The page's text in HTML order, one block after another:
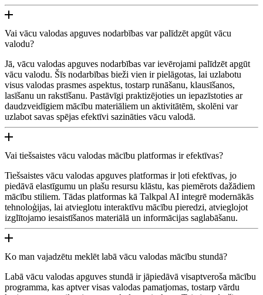
Vai vācu valodas apguves nodarbības var palīdzēt apgūt vācu
valodu?
Jā, vācu valodas apguves nodarbības var ievērojami palīdzēt apgūt
vācu valodu. Šīs nodarbības bieži vien ir pielāgotas, lai uzlabotu
visus valodas prasmes aspektus, tostarp runāšanu, klausīšanos,
lasīšanu un rakstīšanu. Pastāvīgi praktizējoties un iepazīstoties ar
daudzveidīgiem mācību materiāliem un aktivitātēm, skolēni var
uzlabot savas spējas efektīvi sazināties vācu valodā.
Vai tiešsaistes vācu valodas mācību platformas ir efektīvas?
Tiešsaistes vācu valodas apguves platformas ir ļoti efektīvas, jo
piedāvā elastīgumu un plašu resursu klāstu, kas piemērots dažādiem
mācību stiliem. Tādas platformas kā Talkpal AI integrē modernākās
tehnoloģijas, lai atvieglotu interaktīvu mācību pieredzi, atvieglojot
izglītojamo iesaistīšanos materiālā un informācijas saglabāšanu.
Ko man vajadzētu meklēt labā vācu valodas mācību stundā?
Labā vācu valodas apguves stundā ir jāpiedāvā visaptveroša mācību
programma, kas aptver visas valodas pamatjomas, tostarp vārdu